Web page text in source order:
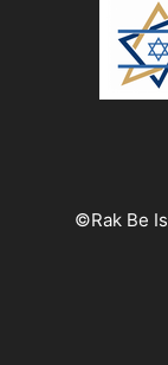
©Rak Be